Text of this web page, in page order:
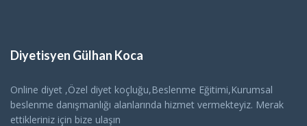
Diyetisyen Gülhan Koca
Online diyet ,Özel diyet koçluğu,Beslenme Eğitimi,Kurumsal
beslenme danışmanlığı alanlarında hizmet vermekteyiz. Merak
ettikleriniz için bize ulaşın